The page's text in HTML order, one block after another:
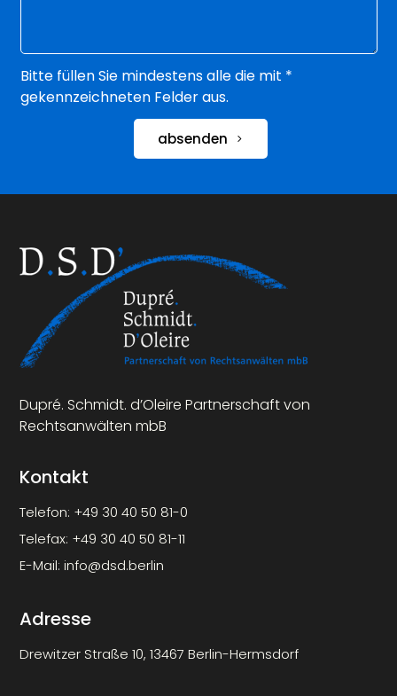
Bitte füllen Sie mindestens alle die mit *
gekennzeichneten Felder aus.
absenden
Dupré. Schmidt. d’Oleire Partnerschaft von
Rechtsanwälten mbB
Kontakt
Telefon: +49 30 40 50 81-0
Telefax: +49 30 40 50 81-11
E-Mail:info@dsd.berlin
Adresse
Drewitzer Straße 10, 13467 Berlin-Hermsdorf